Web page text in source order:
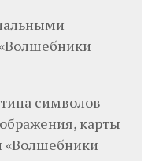
символов
карты
«Волшебники